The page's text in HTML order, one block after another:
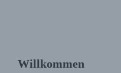
Willkommen